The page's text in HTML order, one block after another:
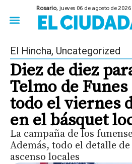
Rosario,jueves 06 de agosto de 2026
El Hincha, Uncategorized
Diez de diez
Telmo de
todo el viernes
en el básquet
La campaña de los
Además, todo el detalle
ascenso locales